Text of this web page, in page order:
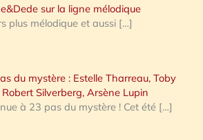
sur la ligne mélodique
plus mélodique et aussi […]
du mystère : Estelle Tharreau, Toby
Robert Silverberg, Arsène Lupin
à 23 pas du mystère ! Cet été […]